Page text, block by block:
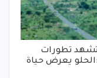
تشهد تطورات
يعرض حياة